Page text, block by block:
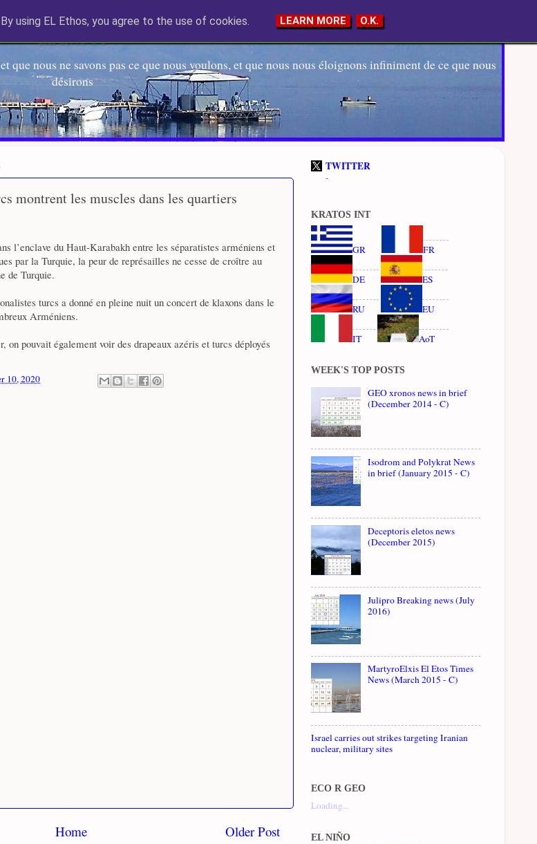
EL Etos UT
que nous ne savons pas ce que nous voulons, et que nous nous éloignons infiniment de ce que nous
désirons
montrent les muscles dans les quartiers
l’enclave du Haut-Karabakh entre les séparatistes arméniens et
par la Turquie, la peur de représailles ne cesse de croître au
de Turquie.
turcs a donné en pleine nuit un concert de klaxons dans le
Arméniens.
on pouvait également voir des drapeaux azéris et turcs déployés
10, 2020
Older Post
Home
TWITTER
-
KRATOS INT
GR FR
DE ES
RU EU
IT AoT
WEEK'S TOP POSTS
GEO xronos news in brief
(December 2014 - C)
Isodrom and Polykrat News
in brief (January 2015 - C)
Deceptoris eletos news
(December 2015)
Julipro Breaking news (July
2016)
MartyroElxis El Etos Times
News (March 2015 - C)
Israel carries out strikes targeting Iranian
nuclear, military sites
ECO R GEO
Loading...
EL NIÑO
using EL Ethos, you agree to the use of cookies. LEARN MORE O.K.